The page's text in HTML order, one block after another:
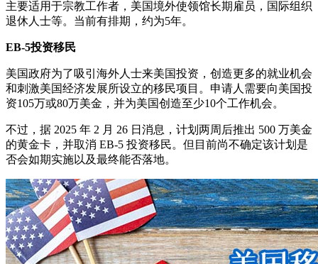
主要适用于宗教工作者，美国境外使领馆长期雇员，国际组织
退休人士等。当前有排期，约为5年。
EB-5投资移民
美国政府为了吸引海外人士来美国投资，创造更多的就业机会
和刺激美国经济发展所设立的移民项目。申请人需要向美国投
资105万或80万美金，并为美国创造至少10个工作机会。
不过，据 2025 年 2 月 26 日消息，计划两周后推出 500 万美金
的黄金卡，并取消 EB-5 投资移民。但目前尚不确定该计划是
否会如期实施以及最终能否落地。